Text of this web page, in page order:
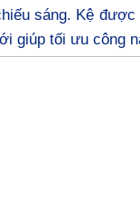
sáng. Kệ
giúp tối ưu công